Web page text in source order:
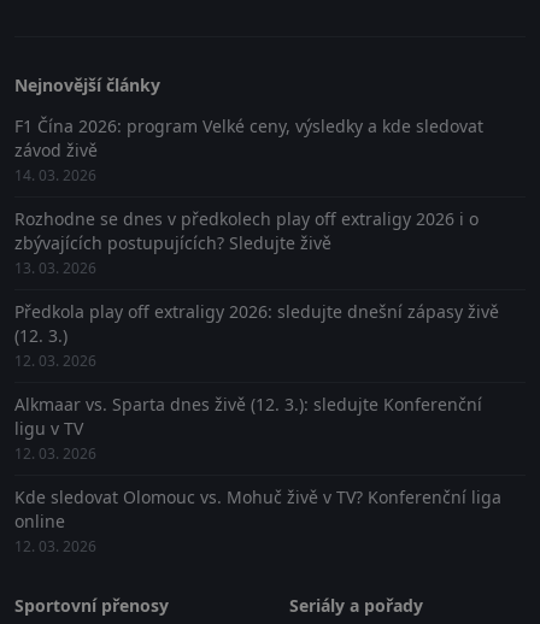
Nejnovější články
F1 Čína 2026: program Velké ceny, výsledky a kde sledovat
závod živě
14. 03. 2026
Rozhodne se dnes v předkolech play off extraligy 2026 i o
zbývajících postupujících? Sledujte živě
13. 03. 2026
Předkola play off extraligy 2026: sledujte dnešní zápasy živě
(12. 3.)
12. 03. 2026
Alkmaar vs. Sparta dnes živě (12. 3.): sledujte Konferenční
ligu v TV
12. 03. 2026
Kde sledovat Olomouc vs. Mohuč živě v TV? Konferenční liga
online
12. 03. 2026
Sportovní přenosy
Seriály a pořady